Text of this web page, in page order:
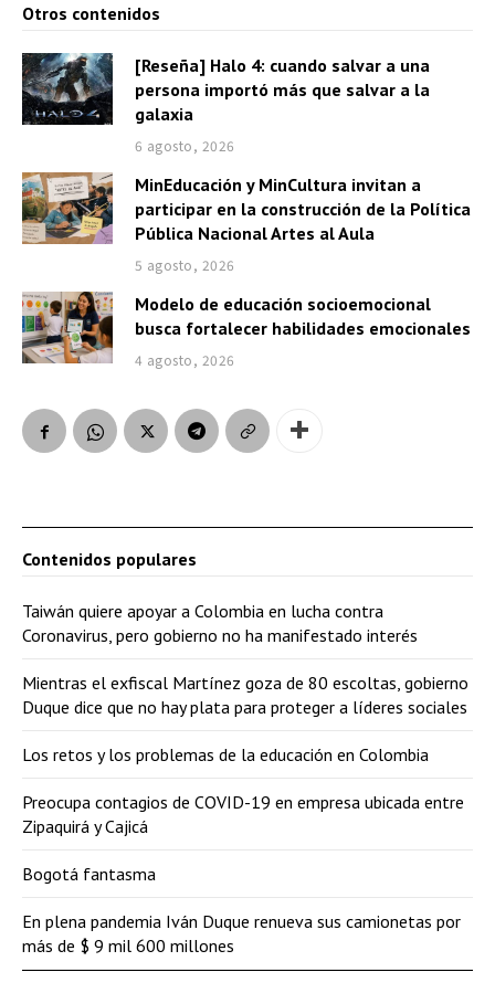
Otros contenidos
[Reseña] Halo 4: cuando salvar a una
persona importó más que salvar a la
galaxia
6 agosto, 2026
MinEducación y MinCultura invitan a
participar en la construcción de la Política
Pública Nacional Artes al Aula
5 agosto, 2026
Modelo de educación socioemocional
busca fortalecer habilidades emocionales
4 agosto, 2026
Contenidos populares
Taiwán quiere apoyar a Colombia en lucha contra
Coronavirus, pero gobierno no ha manifestado interés
Mientras el exfiscal Martínez goza de 80 escoltas, gobierno
Duque dice que no hay plata para proteger a líderes sociales
Los retos y los problemas de la educación en Colombia
Preocupa contagios de COVID-19 en empresa ubicada entre
Zipaquirá y Cajicá
Bogotá fantasma
En plena pandemia Iván Duque renueva sus camionetas por
más de $ 9 mil 600 millones